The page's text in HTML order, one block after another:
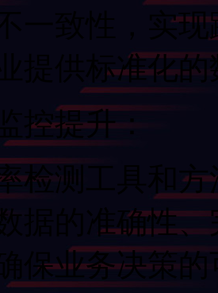
一致性，
业提供标准化
提升：
检测工具和方
数据的准确性
确保业务决策